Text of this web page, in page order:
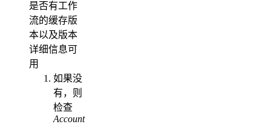
是否有工作
流的缓存版
本以及版本
详细信息可
用
如果没
有，则
检查
Account